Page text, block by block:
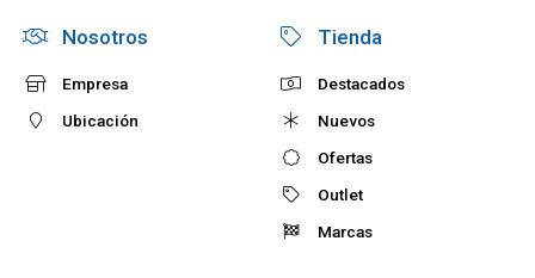
Nosotros
Empresa
Ubicación
Tienda
Destacados
Nuevos
Ofertas
Outlet
Marcas